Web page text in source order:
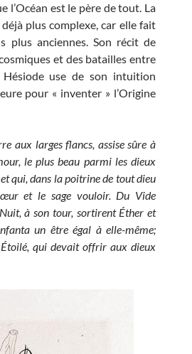
l’Océan est le père de tout. La
plus complexe, car elle fait
plus anciennes. Son récit de
et des batailles entre
use de son intuition
pour « inventer » l’Origine
aux larges flancs, assise sûre à
le plus beau parmi les dieux
qui, dans la poitrine de tout dieu
et le sage vouloir. Du Vide
à son tour, sortirent Éther et
un être égal à elle-même;
qui devait offrir aux dieux